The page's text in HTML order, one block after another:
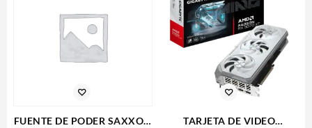
FUENTE DE PODER SAXXON
TARJETA DE VIDEO